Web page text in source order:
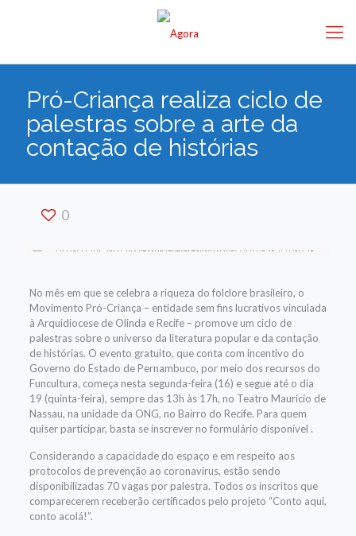
Pró-Criança realiza ciclo de
palestras sobre a arte da
contação de histórias
0
No mês em que se celebra a riqueza do folclore brasileiro, o
Movimento Pró-Criança – entidade sem fins lucrativos vinculada
à Arquidiocese de Olinda e Recife – promove um ciclo de
palestras sobre o universo da literatura popular e da contação
de histórias. O evento gratuito, que conta com incentivo do
Governo do Estado de Pernambuco, por meio dos recursos do
Funcultura, começa nesta segunda-feira (16) e segue até o dia
19 (quinta-feira), sempre das 13h às 17h, no Teatro Maurício de
Nassau, na unidade da ONG, no Bairro do Recife. Para quem
quiser participar, basta se inscrever no formulário disponível .
Considerando a capacidade do espaço e em respeito aos
protocolos de prevenção ao coronavírus, estão sendo
disponibilizadas 70 vagas por palestra. Todos os inscritos que
comparecerem receberão certificados pelo projeto “Conto aqui,
conto acolá!”.